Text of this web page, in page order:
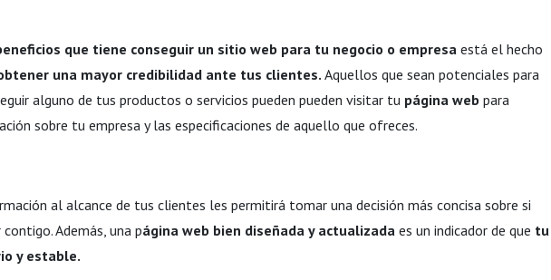
que tiene conseguir un sitio web para tu negocio o empresa está el hecho
una mayor credibilidad ante tus clientes. Aquellos que sean potenciales para
alguno de tus productos o servicios pueden pueden visitar tu página web para
sobre tu empresa y las especificaciones de aquello que ofreces.
al alcance de tus clientes les permitirá tomar una decisión más concisa sobre si
Además, una página web bien diseñada y actualizada es un indicador de que tu
y estable.